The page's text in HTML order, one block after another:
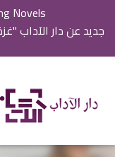
Novels |
جديد عن دار الآداب